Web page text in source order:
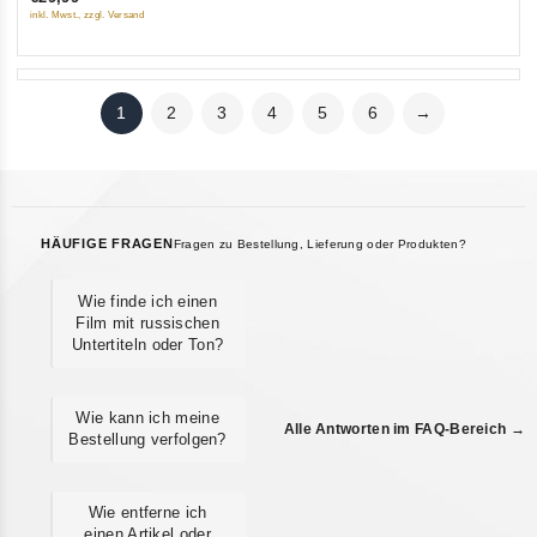
inkl. Mwst., zzgl. Versand
1 2 3 4 5 6 →
HÄUFIGE FRAGEN Fragen zu Bestellung, Lieferung oder Produkten?
Wie finde ich einen
Film mit russischen
Untertiteln oder Ton?
Wie kann ich meine
Bestellung verfolgen?
Wie entferne ich
Alle Antworten im FAQ-Bereich →